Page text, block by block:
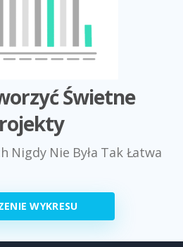
Świetne
Nigdy Nie Była Tak Łatwa
WYKRESU